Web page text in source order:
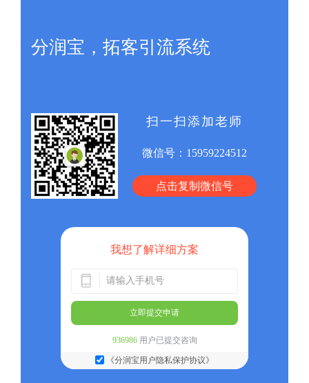
分润宝，拓客引流系统
扫一扫添加老师
微信号： 15959224512
点击复制微信号
我想了解详细方案
立即提交申请
936986用户已提交咨询
《分润宝用户隐私保护协议》